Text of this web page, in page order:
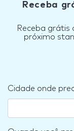
Receba
Receba
próximo
Cidade onde